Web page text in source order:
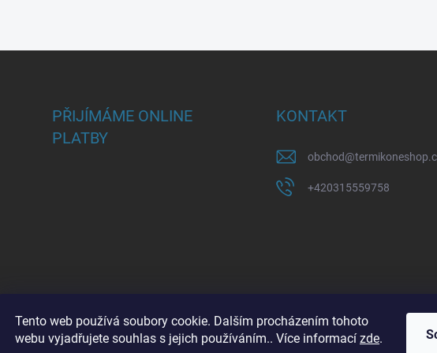
Tento web používá soubory cookie. Dalším procházením tohoto
webu vyjadřujete souhlas s jejich používáním.. Více informací zde.
PŘIJÍMÁME ONLINE
PLATBY
KONTAKT
obchod@
+420315559758